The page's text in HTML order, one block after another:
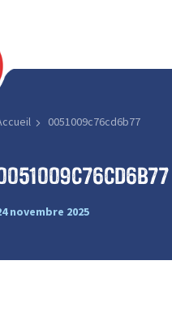
0051009c76cd6b77
novembre 2025